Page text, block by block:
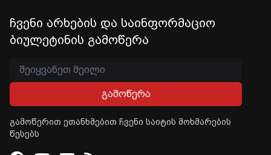
ჩვენი არხების და საინფორმაციო
ბიულეტინის გამოწერა
გამოწერა
გამოწერით ეთანხმებით ჩვენი საიტის მოხმარების
წესებს